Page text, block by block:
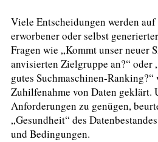
Viele Entscheidungen werden
erworbener oder selbst
Fragen wie „Kommt unser neuer
anvisierten Zielgruppe an?“ oder
gutes Suchmaschinen-Ranking?“
Zuhilfenahme von Daten geklärt.
Anforderungen zu genügen,
„Gesundheit“ des
und Bedingungen.